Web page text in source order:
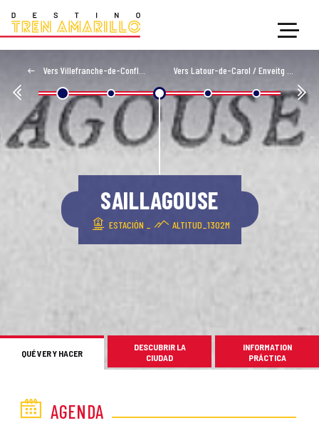
Vers Villefranche-de-Conflent
SAILLAGOUSE
ESTACIÓN _ ALTITUD_1302M
QUÉ VER Y HACER
DESCUBRIR LA
CIUDAD
INFORMATION
PRÁCTICA
AGENDA